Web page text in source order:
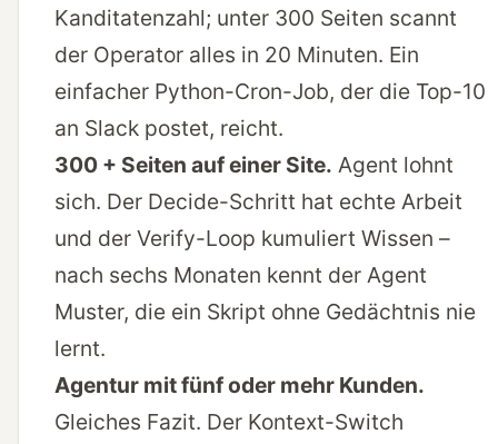
Kanditatenzahl; unter 300 Seiten scannt
der Operator alles in 20 Minuten. Ein
einfacher Python-Cron-Job, der die Top-10
an Slack postet, reicht.
300 + Seiten auf einer Site. Agent lohnt
sich. Der Decide-Schritt hat echte Arbeit
und der Verify-Loop kumuliert Wissen –
nach sechs Monaten kennt der Agent
Muster, die ein Skript ohne Gedächtnis nie
lernt.
Agentur mit fünf oder mehr Kunden.
Gleiches Fazit. Der Kontext-Switch